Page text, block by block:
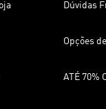
Dúvidas
Opções
ATÉ 70%